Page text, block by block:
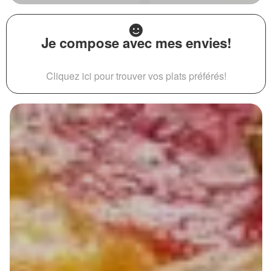
Je compose avec mes envies!
Cliquez ici pour trouver vos plats préférés!